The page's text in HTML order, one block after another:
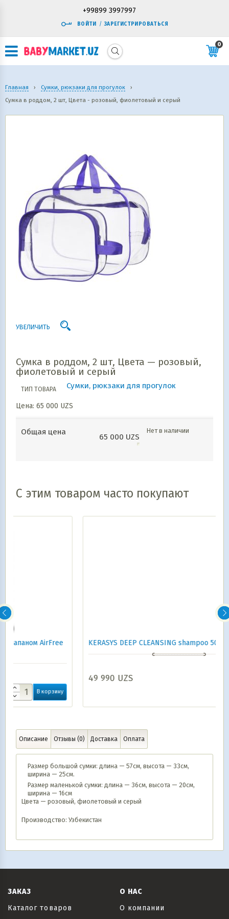
+99899 3997997
ВОЙТИ / ЗАРЕГИСТРИРОВАТЬСЯ
0
Главная › Сумки, рюкзаки для прогулок
›
Сумка в роддом, 2 шт, Цвета - розовый, фиолетовый и серый
УВЕЛИЧИТЬ
Сумка в роддом, 2 шт, Цвета — розовый,
фиолетовый и серый
ТИП ТОВАРА Сумки, рюкзаки для прогулок
Цена: 65 000 UZS
Общая цена
65 000 UZS
Нет в наличии
С этим товаром часто покупают
KERASYS DEEP CLEANSING shampoo 500 ml пакет
Описание Отзывы (0) Доставка Оплата
Размер большой сумки: длина — 57см, высота — 33см,
ширина — 25см.
Размер маленькой сумки: длина — 36см, высота — 20см,
ширина — 16см
Цвета — розовый, фиолетовый и серый
Производство: Узбекистан
ЗАКАЗ
Каталог товаров
О НАС
О компании